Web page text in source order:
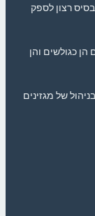
רצון לספק
כגולשים והן
של מגזינים